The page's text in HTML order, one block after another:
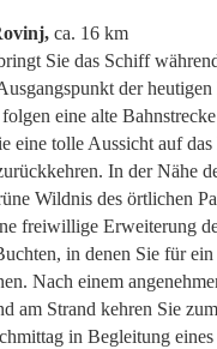
ca. 16 km
Sie das Schiff
der heutigen
eine alte
eine tolle Aussicht auf
In der Nähe
Wildnis des örtlichen
freiwillige Erweiterung
in denen Sie für
Nach einem
am Strand kehren Sie
in Begleitung